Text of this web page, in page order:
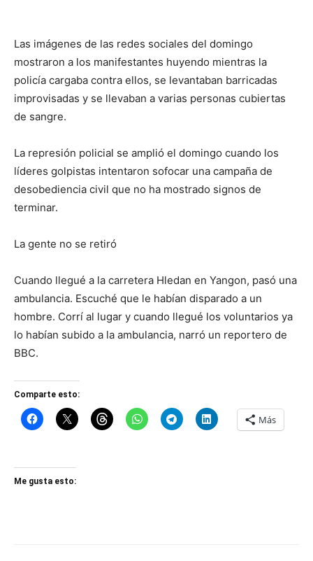
Las imágenes de las redes sociales del domingo
mostraron a los manifestantes huyendo mientras la
policía cargaba contra ellos, se levantaban barricadas
improvisadas y se llevaban a varias personas cubiertas
de sangre.
La represión policial se amplió el domingo cuando los
líderes golpistas intentaron sofocar una campaña de
desobediencia civil que no ha mostrado signos de
terminar.
La gente no se retiró
Cuando llegué a la carretera Hledan en Yangon, pasó una
ambulancia. Escuché que le habían disparado a un
hombre. Corrí al lugar y cuando llegué los voluntarios ya
lo habían subido a la ambulancia, narró un reportero de
BBC.
Comparte esto:
Más
Me gusta esto: